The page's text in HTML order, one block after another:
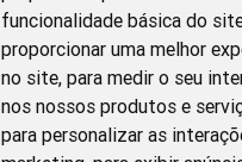
funcionalidade básica do
proporcionar uma melhor
no site, para medir o seu
nos nossos produtos e
para personalizar as